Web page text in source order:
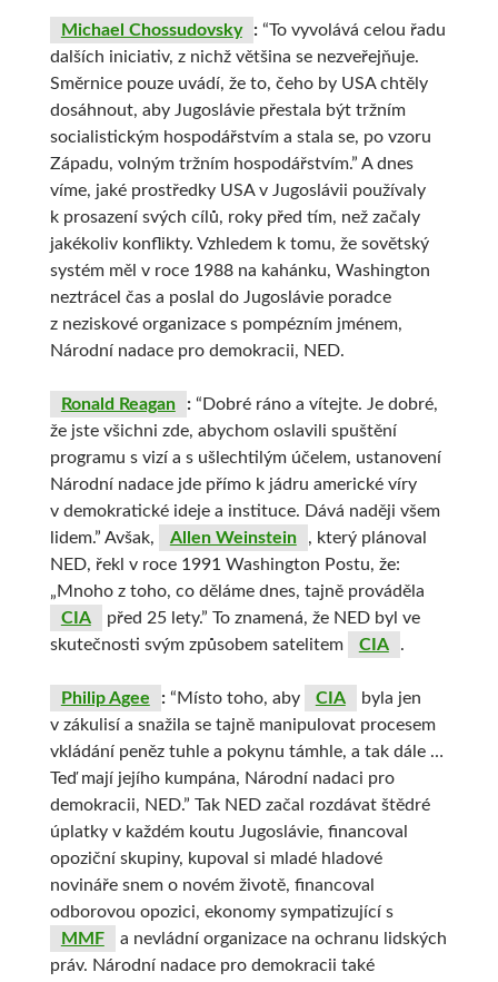
Michael Chossudovsky :“To vyvolává celou řadu
dalších iniciativ, z nichž většina se nezveřejňuje.
Směrnice pouze uvádí, že to, čeho by USA chtěly
dosáhnout, aby Jugoslávie přestala být tržním
socialistickým hospodářstvím a stala se, po vzoru
Západu, volným tržním hospodářstvím.” A dnes
víme, jaké prostředky USA v Jugoslávii používaly
k prosazení svých cílů, roky před tím, než začaly
jakékoliv konflikty. Vzhledem k tomu, že sovětský
systém měl v roce 1988 na kahánku, Washington
neztrácel čas a poslal do Jugoslávie poradce
z neziskové organizace s pompézním jménem,
Národní nadace pro demokracii, NED.
Ronald Reagan :“Dobré ráno a vítejte. Je dobré,
že jste všichni zde, abychom oslavili spuštění
programu s vizí a s ušlechtilým účelem, ustanovení
Národní nadace jde přímo k jádru americké víry
v demokratické ideje a instituce. Dává naději všem
lidem.” Avšak,
Allen Weinstein
, který plánoval
NED, řekl v roce 1991 Washington Postu, že:
„Mnoho z toho, co děláme dnes, tajně prováděla
CIA
před 25 lety.” To znamená, že NED byl ve
skutečnosti svým způsobem satelitem
CIA .
Philip Agee :“Místo toho, aby CIA
byla jen
v zákulisí a snažila se tajně manipulovat procesem
vkládání peněz tuhle a pokynu támhle, a tak dále …
Teď mají jejího kumpána, Národní nadaci pro
demokracii, NED.” Tak NED začal rozdávat štědré
úplatky v každém koutu Jugoslávie, financoval
opoziční skupiny, kupoval si mladé hladové
novináře snem o novém životě, financoval
odborovou opozici, ekonomy sympatizující s
MMF
a nevládní organizace na ochranu lidských
práv. Národní nadace pro demokracii také